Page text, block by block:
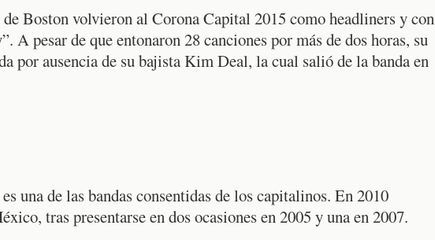
Boston volvieron al Corona Capital 2015 como headliners y con
A pesar de que entonaron 28 canciones por más de dos horas, su
por ausencia de su bajista Kim Deal, la cual salió de la banda en
una de las bandas consentidas de los capitalinos. En 2010
tras presentarse en dos ocasiones en 2005 y una en 2007.